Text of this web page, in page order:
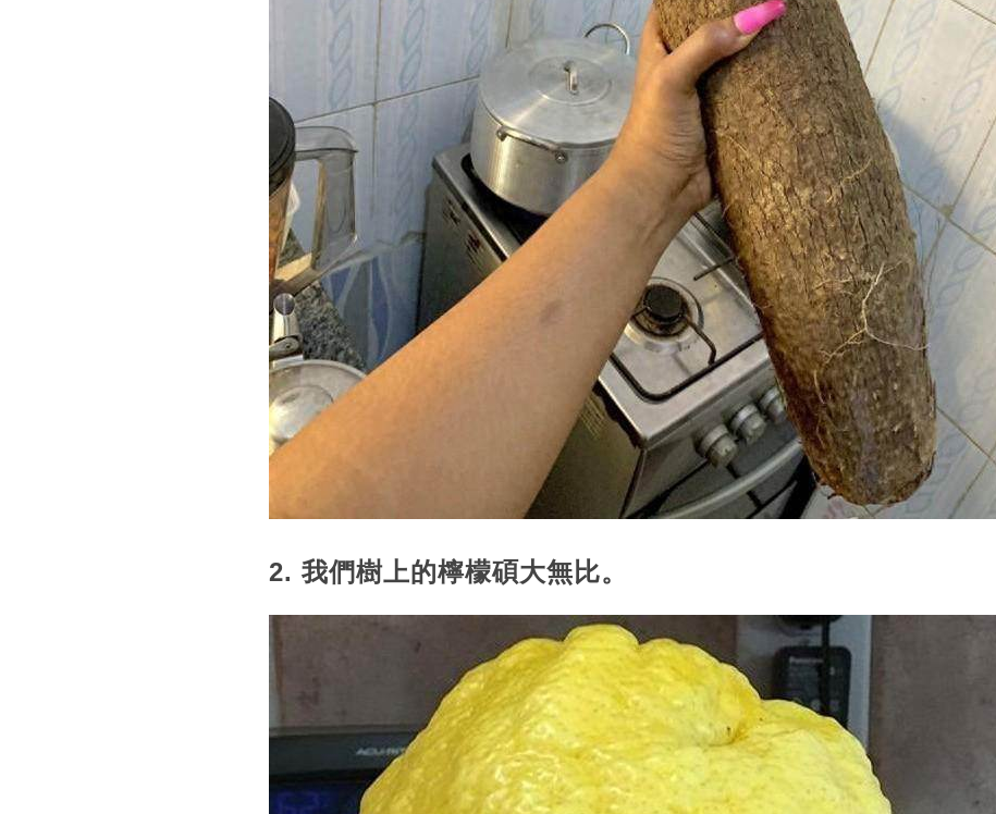
2. 我們樹上的檸檬碩大無比。